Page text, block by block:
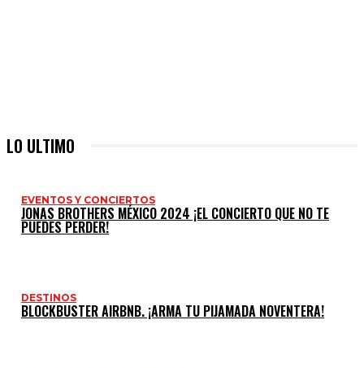
LO ULTIMO
EVENTOS Y CONCIERTOS
JONAS BROTHERS MÉXICO 2024 ¡EL CONCIERTO QUE NO TE
PUEDES PERDER!
DESTINOS
BLOCKBUSTER AIRBNB. ¡ARMA TU PIJAMADA NOVENTERA!